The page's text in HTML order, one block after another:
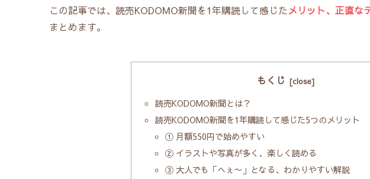
この記事では、読売KODOMO新聞を1年購読して感じたメリット、正直な
まとめます。
もくじ
読売KODOMO新聞とは？
読売KODOMO新聞を1年購読して感じた5つのメリット
① 月額550円で始めやすい
② イラストや写真が多く、楽しく読める
③ 大人でも「へぇ〜」となる、わかりやすい解説